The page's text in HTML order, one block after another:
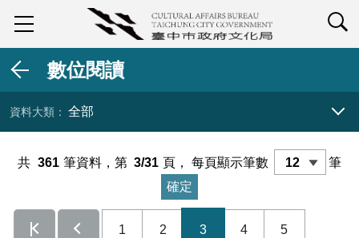
數位閱讀
全部
共 361 筆資料，第 3/31 頁，每頁顯示筆數 筆
1 2 3 4 5